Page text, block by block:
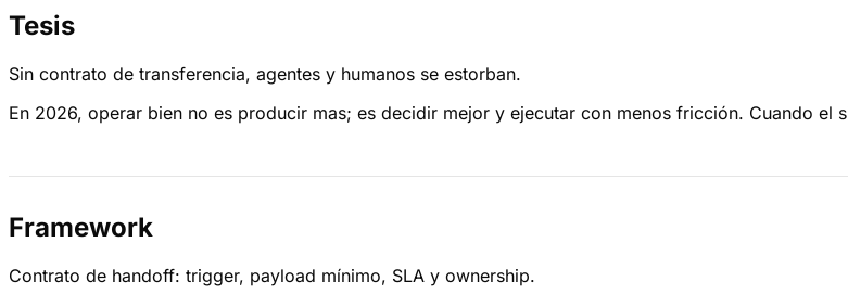
Tesis
Sin contrato de transferencia, agentes y humanos se estorban.
En 2026, operar bien no es producir mas; es decidir mejor y ejecutar con menos fricción. Cuando
Framework
Contrato de handoff: trigger, payload mínimo, SLA y ownership.